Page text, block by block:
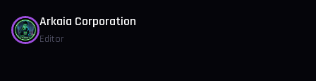
Arkaia Corporation
Editor